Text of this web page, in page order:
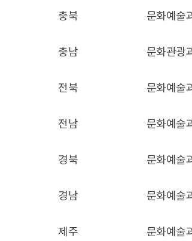
충북 문화예술
충남 문화관광
전북 문화예술
전남 문화예술
경북 문화예술
경남 문화예술
제주 문화예술